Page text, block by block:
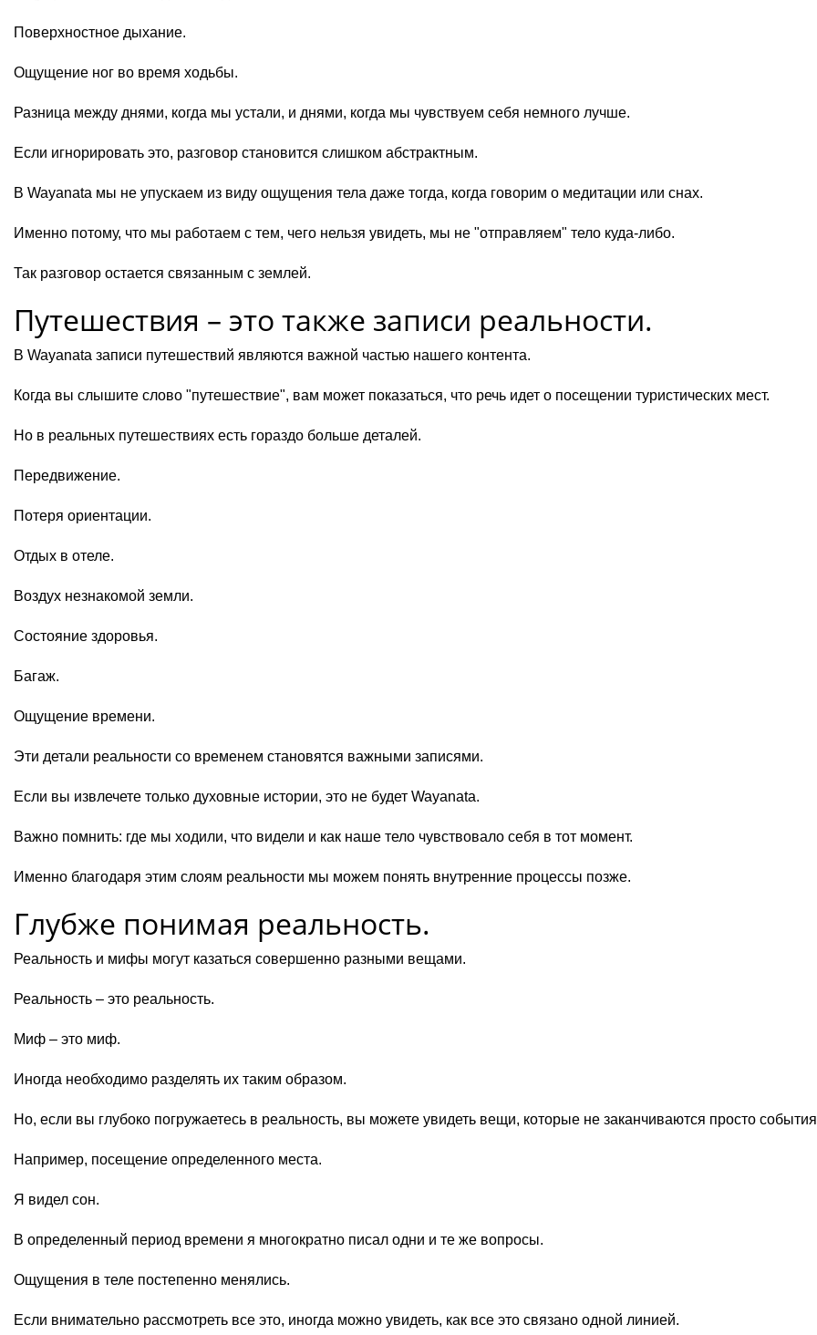
Поверхностное дыхание.
Ощущение ног во время ходьбы.
Разница между днями, когда мы устали, и днями, когда мы чувствуем себя немного лучше.
Если игнорировать это, разговор становится слишком абстрактным.
В Wayanata мы не упускаем из виду ощущения тела даже тогда, когда говорим о медитации или снах.
Именно потому, что мы работаем с тем, чего нельзя увидеть, мы не "отправляем" тело куда-либо.
Так разговор остается связанным с землей.
Путешествия – это также записи реальности.
В Wayanata записи путешествий являются важной частью нашего контента.
Когда вы слышите слово "путешествие", вам может показаться, что речь идет о посещении туристических мест.
Но в реальных путешествиях есть гораздо больше деталей.
Передвижение.
Потеря ориентации.
Отдых в отеле.
Воздух незнакомой земли.
Состояние здоровья.
Багаж.
Ощущение времени.
Эти детали реальности со временем становятся важными записями.
Если вы извлечете только духовные истории, это не будет Wayanata.
Важно помнить: где мы ходили, что видели и как наше тело чувствовало себя в тот момент.
Именно благодаря этим слоям реальности мы можем понять внутренние процессы позже.
Глубже понимая реальность.
Реальность и мифы могут казаться совершенно разными вещами.
Реальность – это реальность.
Миф – это миф.
Иногда необходимо разделять их таким образом.
Но, если вы глубоко погружаетесь в реальность, вы можете увидеть вещи, которые не заканчиваются просто
Например, посещение определенного места.
Я видел сон.
В определенный период времени я многократно писал одни и те же вопросы.
Ощущения в теле постепенно менялись.
Если внимательно рассмотреть все это, иногда можно увидеть, как все это связано одной линией.